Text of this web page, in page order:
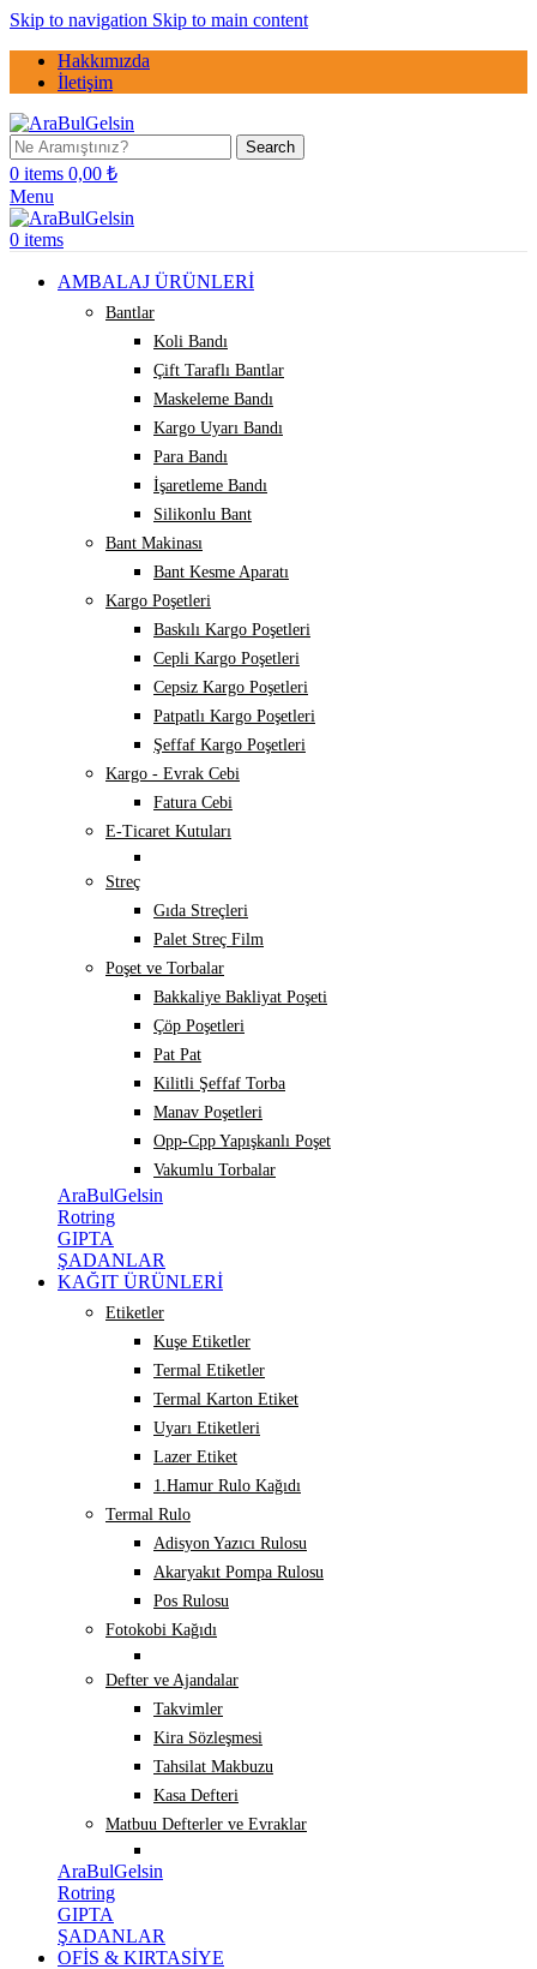
Skip to navigation Skip to main content
Hakkımızda
İletişim
Search
0 items 0,00 ₺
Menu
0 items
AMBALAJ ÜRÜNLERİ
Bantlar
Koli Bandı
Çift Taraflı Bantlar
Maskeleme Bandı
Kargo Uyarı Bandı
Para Bandı
İşaretleme Bandı
Silikonlu Bant
Bant Makinası
Bant Kesme Aparatı
Kargo Poşetleri
Baskılı Kargo Poşetleri
Cepli Kargo Poşetleri
Cepsiz Kargo Poşetleri
Patpatlı Kargo Poşetleri
Şeffaf Kargo Poşetleri
Kargo - Evrak Cebi
Fatura Cebi
E-Ticaret Kutuları
Streç
Gıda Streçleri
Palet Streç Film
Poşet ve Torbalar
Bakkaliye Bakliyat Poşeti
Çöp Poşetleri
Pat Pat
Kilitli Şeffaf Torba
Manav Poşetleri
Opp-Cpp Yapışkanlı Poşet
Vakumlu Torbalar
AraBulGelsin
Rotring
GIPTA
ŞADANLAR
KAĞIT ÜRÜNLERİ
Etiketler
Kuşe Etiketler
Termal Etiketler
Termal Karton Etiket
Uyarı Etiketleri
Lazer Etiket
1.Hamur Rulo Kağıdı
Termal Rulo
Adisyon Yazıcı Rulosu
Akaryakıt Pompa Rulosu
Pos Rulosu
Fotokobi Kağıdı
Defter ve Ajandalar
Takvimler
Kira Sözleşmesi
Tahsilat Makbuzu
Kasa Defteri
Matbuu Defterler ve Evraklar
AraBulGelsin
Rotring
GIPTA
ŞADANLAR
OFİS & KIRTASİYE